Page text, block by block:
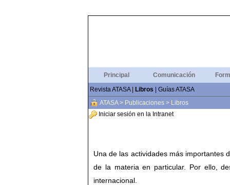
Principal Comunicación
Revista ATASA| Libros
Guías ATASA
ATASA> Publicaciones > Libros
Iniciar sesión en la Intranet
Una de las actividades más importantes
de la materia en particular. Por ello,
internacional.